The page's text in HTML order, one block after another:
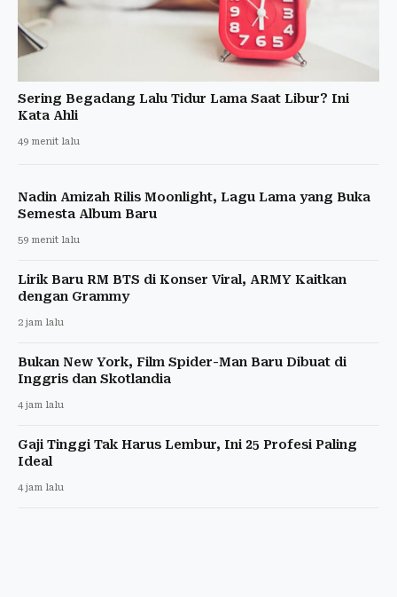
Sering Begadang Lalu Tidur Lama Saat Libur? Ini
Kata Ahli
49 menit lalu
Nadin Amizah Rilis Moonlight, Lagu Lama yang Buka
Semesta Album Baru
59 menit lalu
Lirik Baru RM BTS di Konser Viral, ARMY Kaitkan
dengan Grammy
2 jam lalu
Bukan New York, Film Spider-Man Baru Dibuat di
Inggris dan Skotlandia
4 jam lalu
Gaji Tinggi Tak Harus Lembur, Ini 25 Profesi Paling
Ideal
4 jam lalu